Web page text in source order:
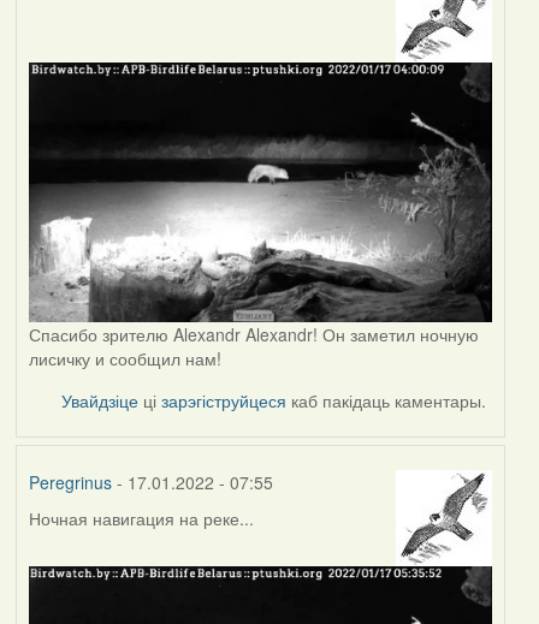
Спасибо зрителю Alexandr Alexandr! Он заметил ночную
лисичку и сообщил нам!
Увайдзіце цізарэгіструйцеся каб пакідаць каментары.
Peregrinus- 17.01.2022 - 07:55
Ночная навигация на реке...